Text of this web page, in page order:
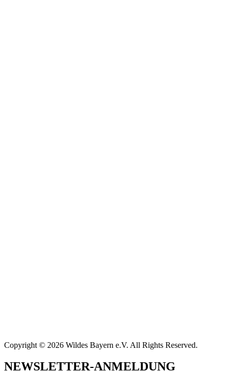
Copyright © 2026 Wildes Bayern e.V. All Rights Reserved.
NEWSLETTER-ANMELDUNG